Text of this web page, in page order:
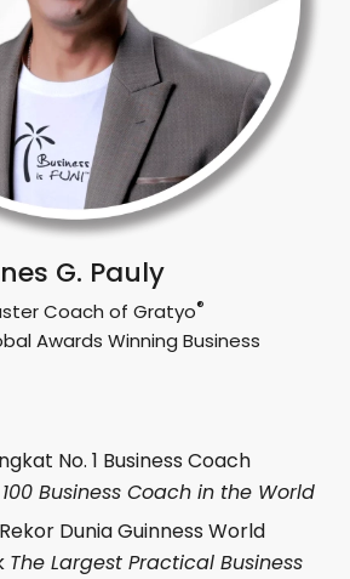
G. Pauly
Coach of Gratyo®
Awards Winning Business
No. 1 Business Coach
Business Coach in the World
Dunia Guinness World
The Largest Practical Business